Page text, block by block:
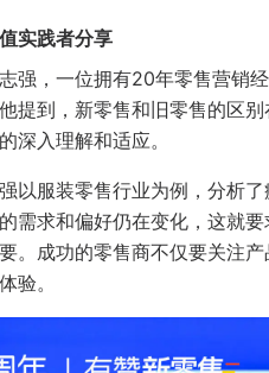
实践者分享
强，一位拥有20年零售营销
提到，新零售和旧零售的区
深入理解和适应。
以服装零售行业为例，分析
需求和偏好仍在变化，这就
。成功的零售商不仅要关注
验。